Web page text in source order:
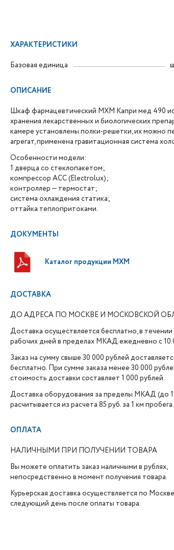
ХАРАКТЕРИСТИКИ
Базовая единица
ОПИСАНИЕ
Шкаф фармацевтический МХМ Капри мед 490
хранения лекарственных и биологических
камере установлены полки-решетки, их можно
агрегат, применена гравитационная система
Особенности модели:
1 дверца со стеклопакетом;
компрессор АСС (Electrolux);
контроллер — термостат;
система охлаждения статика;
оттайка теплопритоками.
ДОКУМЕНТЫ
Каталог продукции МХМ
ДОСТАВКА
ДО АДРЕСА ПО МОСКВЕ И МОСКОВСКОЙ
Доставка осуществляется бесплатно, в течении
рабочих дней в пределах МКАД ежедневно с
Заказ на сумму свыше 30 000 рублей
бесплатно. При сумме заказа менее 30 000
стоимость доставки составляет 1 000 рублей.
Доставка оборудования за пределы МКАД (до
расчитывается из расчета 85 руб. за 1 км
ОПЛАТА
НАЛИЧНЫМИ ПРИ ПОЛУЧЕНИИ ТОВАРА
Вы можете оплатить заказ наличными в рублях,
непосредственно в момент получения товара.
Курьерская доставка осуществляется по
следующий день после оплаты товара.